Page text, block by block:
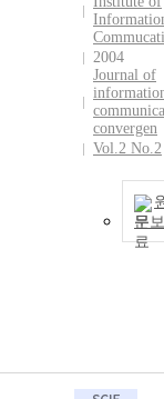
2004
Journal of
convergen
Vol.2 No.2
문